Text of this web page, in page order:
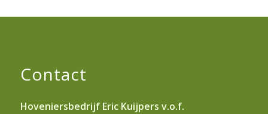
Contact
Hoveniersbedrijf Eric Kuijpers v.o.f.